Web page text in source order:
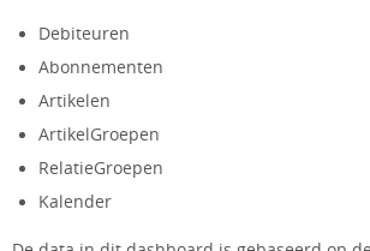
Debiteuren
Abonnementen
Artikelen
ArtikelGroepen
RelatieGroepen
Kalender